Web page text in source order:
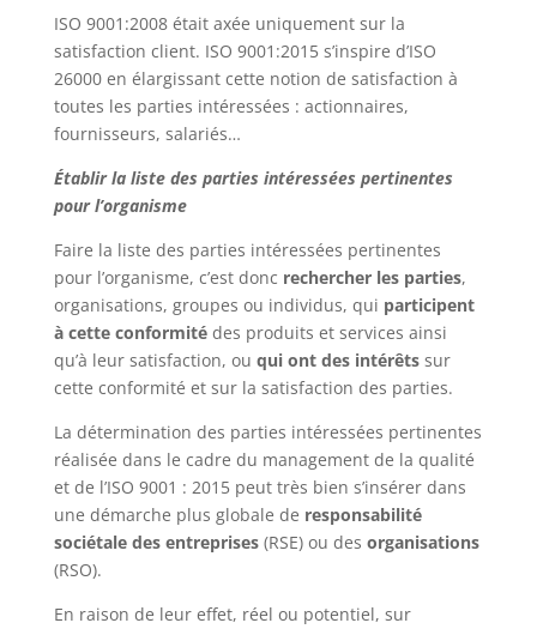
ISO 9001:2008 était axée uniquement sur la
satisfaction client. ISO 9001:2015 s’inspire d’ISO
26000 en élargissant cette notion de satisfaction à
toutes les parties intéressées : actionnaires,
fournisseurs, salariés…
Établir la liste des parties intéressées pertinentes
pour l’organisme
Faire la liste des parties intéressées pertinentes
pour l’organisme, c’est donc rechercher les parties,
organisations, groupes ou individus, qui participent
à cette conformité des produits et services ainsi
qu’à leur satisfaction, ou qui ont des intérêts sur
cette conformité et sur la satisfaction des parties.
La détermination des parties intéressées pertinentes
réalisée dans le cadre du management de la qualité
et de l’ISO 9001 : 2015 peut très bien s’insérer dans
une démarche plus globale de responsabilité
sociétale des entreprises(RSE) ou des organisations
(RSO).
En raison de leur effet, réel ou potentiel, sur